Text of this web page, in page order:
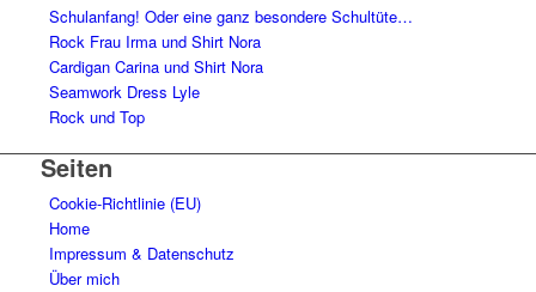
Schulanfang! Oder eine ganz besondere Schultüte…
Rock Frau Irma und Shirt Nora
Cardigan Carina und Shirt Nora
Seamwork Dress Lyle
Rock und Top
Seiten
Cookie-Richtlinie (EU)
Home
Impressum & Datenschutz
Über mich